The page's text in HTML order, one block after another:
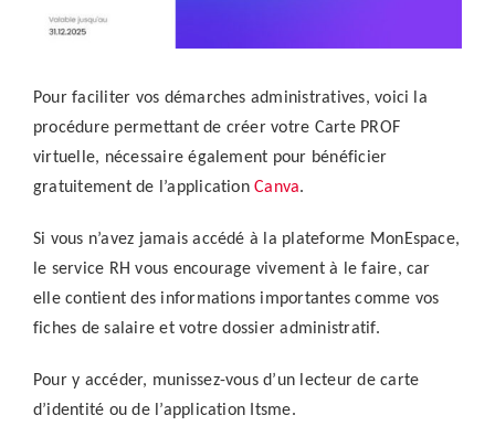
Pour faciliter vos démarches administratives, voici la
procédure permettant de créer votre Carte PROF
virtuelle, nécessaire également pour bénéficier
gratuitement de l’applicationCanva.
Si vous n’avez jamais accédé à la plateforme MonEspace,
le service RH vous encourage vivement à le faire, car
elle contient des informations importantes comme vos
fiches de salaire et votre dossier administratif.
Pour y accéder, munissez-vous d’un lecteur de carte
d’identité ou de l’application Itsme.